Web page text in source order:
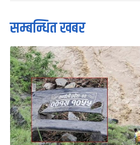
सम्बन्धित खबर